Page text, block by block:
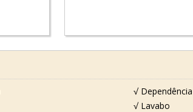
√
√ Lavabo